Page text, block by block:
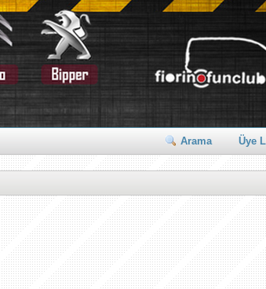
Arama Üye